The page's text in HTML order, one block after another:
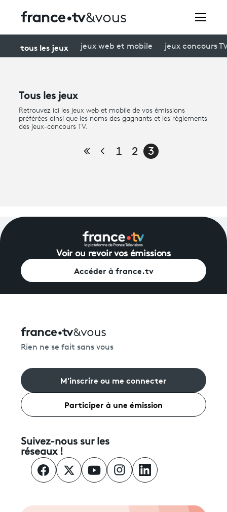
connexion
Avantages fidélité
À la une
Participer et assister à une émission
tous les jeux jeux web et mobile jeux concours
Tous les jeux- Page 3
Retrouvez ici les jeux web et mobile de vos émissions
préférées ainsi que les noms des gagnants et les règlements
des jeux-concours TV.
Première page
Page précédente
1 2 3
Voir ou revoir vos émissions
Accéder à france.tv
Rien ne se fait sans vous
M'inscrire ou me connecter
Participer à une émission
Suivez-nous sur les
réseaux !